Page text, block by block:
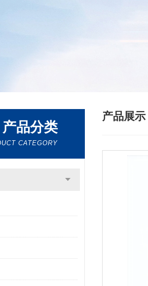
产品分类
CATEGORY
产品展示